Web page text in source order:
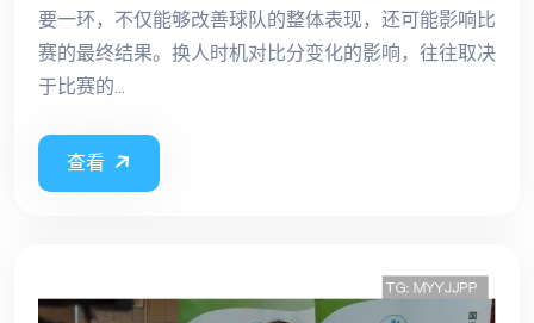
要一环，不仅能够改善球队的整体表现，还可能影响比
赛的最终结果。换人时机对比分变化的影响，往往取决
于比赛的...
查看